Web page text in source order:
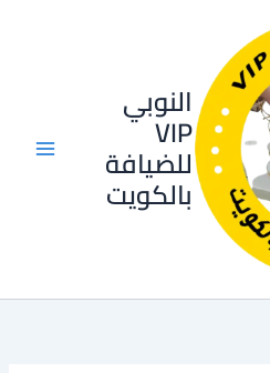
النوبي
VIP
للضيافة
بالكويت